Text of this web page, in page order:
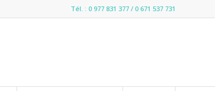
Tél. : 0 977 831 377 / 0 671 537 731